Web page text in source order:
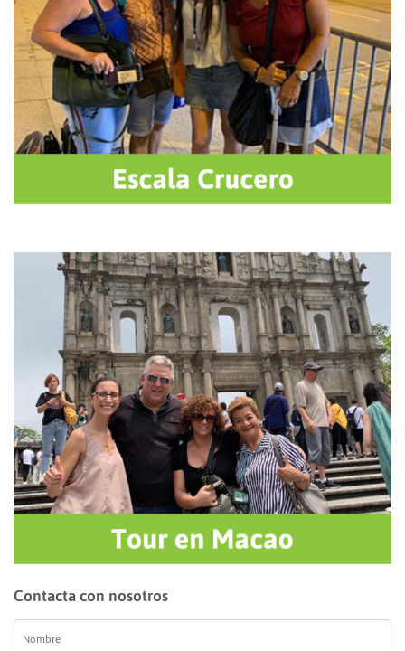
Contacta con nosotros
Nombre